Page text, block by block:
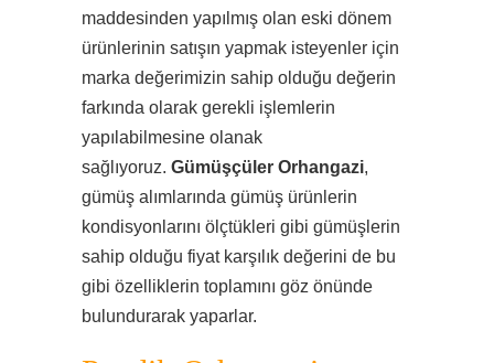
maddesinden yapılmış olan eski dönem
ürünlerinin satışın yapmak isteyenler için
marka değerimizin sahip olduğu değerin
farkında olarak gerekli işlemlerin
yapılabilmesine olanak
sağlıyoruz. Gümüşçüler Orhangazi,
gümüş alımlarında gümüş ürünlerin
kondisyonlarını ölçtükleri gibi gümüşlerin
sahip olduğu fiyat karşılık değerini de bu
gibi özelliklerin toplamını göz önünde
bulundurarak yaparlar.